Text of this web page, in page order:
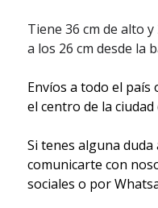
Tiene 36 cm de alto
a los 26 cm desde la
Envíos a todo el
el centro de la ciudad
Si tenes alguna
comunicarte con
sociales o por